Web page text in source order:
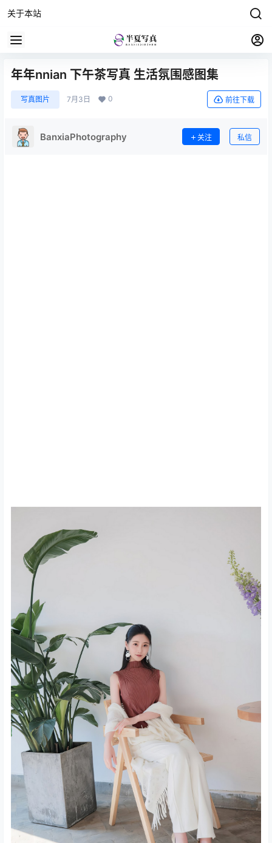
关于本站
年年nnian 下午茶写真 生活氛围感图集
写真图片 7月3日 0 前往下载
BanxiaPhotography 关注 私信